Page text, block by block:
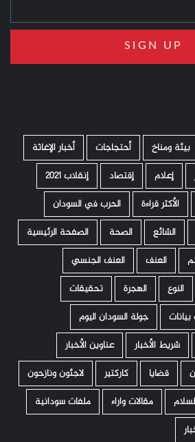
­ بيئة ومناخ أحتجاجات
أخبار الإغاثة
إعلام إقتصاد
إنقلاب 2021
الأكثر قراءة
الحرب في السودان
الشائع الصحة
الصفحة الرئيسية
العنف
العنف الجنسي
النوع الهجرة
تحقيقات
بيانات
جولة السودان اليوم
شريط الأخبار
عناوين الأخبار
قضايا كاركتير
لاجئون ونازحون
مقالات واراء
ملفات سودانية